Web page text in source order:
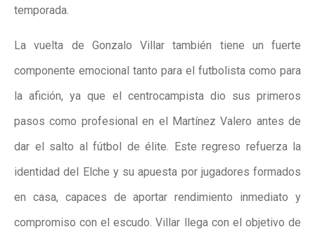
temporada.
La vuelta de Gonzalo Villar también tiene un fuerte
componente emocional tanto para el futbolista como para
la afición, ya que el centrocampista dio sus primeros
pasos como profesional en el Martínez Valero antes de
dar el salto al fútbol de élite. Este regreso refuerza la
identidad del Elche y su apuesta por jugadores formados
en casa, capaces de aportar rendimiento inmediato y
compromiso con el escudo. Villar llega con el objetivo de